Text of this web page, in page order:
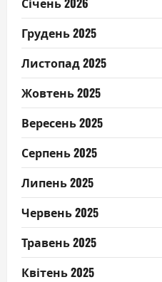
Грудень 2025
Листопад 2025
Жовтень 2025
Вересень 2025
Серпень 2025
Липень 2025
Червень 2025
Травень 2025
Квітень 2025